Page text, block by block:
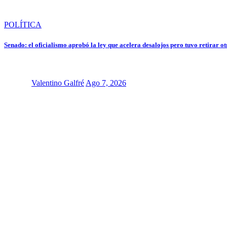
POLÍTICA
Senado: el oficialismo aprobó la ley que acelera desalojos pero tuvo retirar
Valentino Galfré Ago 7, 2026